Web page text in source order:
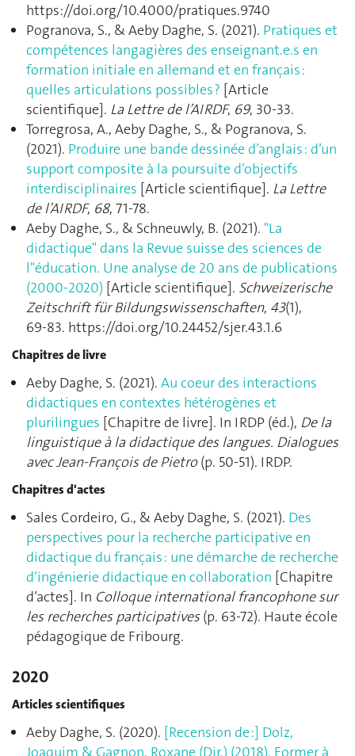
https://doi.org/10.4000/pratiques.9740
Pogranova, S., & Aeby Daghe, S. (2021). Pratiques et
compétences langagières des enseignant.e.s en
formation initiale en allemand et en français :
quelles articulations possibles ? [Article
scientifique]. La Lettre de l’AIRDF, 69, 30‑33.
Torregrosa, A., Aeby Daghe, S., & Pogranova, S.
(2021). Produire une bande dessinée d’anglais : d’un
support composite à la poursuite d’objectifs
interdisciplinaires [Article scientifique]. La Lettre
de l’AIRDF, 68, 71‑78.
Aeby Daghe, S., & Schneuwly, B. (2021). "La
didactique" dans la Revue suisse des sciences de
l"éducation. Une analyse de 20 ans de publications
(2000-2020) [Article scientifique]. Schweizerische
Zeitschrift für Bildungswissenschaften, 43(1),
69‑83. https://doi.org/10.24452/sjer.43.1.6
Chapitres de livre
Aeby Daghe, S. (2021). Au coeur des interactions
didactiques en contextes hétérogènes et
plurilingues [Chapitre de livre]. In IRDP (éd.), De la
linguistique à la didactique des langues. Dialogues
avec Jean-François de Pietro(p. 50‑51). IRDP.
Chapitres d'actes
Sales Cordeiro, G., & Aeby Daghe, S. (2021). Des
perspectives pour la recherche participative en
didactique du français : une démarche de recherche
d’ingénierie didactique en collaboration [Chapitre
d’actes]. In Colloque international francophone sur
les recherches participatives(p. 63‑72). Haute école
pédagogique de Fribourg.
2020
Articles scientifiques
Aeby Daghe, S. (2020). [Recension de :] Dolz,
Joaquim & Gagnon, Roxane (Dir.) (2018). Former à